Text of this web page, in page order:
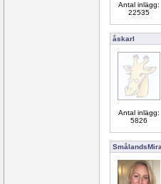
Antal inlägg:
22535
åskarl
Antal inlägg:
5826
SmålandsMira